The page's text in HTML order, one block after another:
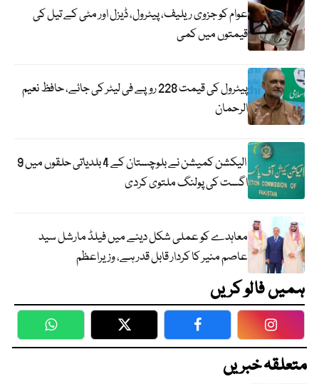
عوام کو جزوی ریلیف، پیٹرول، ڈیزل اور مٹی کے تیل کی
قیمتوں میں کمی
پیٹرول کی قیمت 228 روپے فی لیٹر کی جائے، حافظ نعیم
الرحمان
الیکشن کمیشن نے بلوچستان کے 4 بلدیاتی حلقوں میں 9
اگست کی پولنگ ملتوی کردی
معاہدے کو عملی شکل دینے میں فیلڈ مارشل سید
عاصم منیر کا کردار قابل قدر ہے، وزیراعظم
ہمیں فالو کریں
WhatsApp Twitter Facebook
متعلقہ خبریں